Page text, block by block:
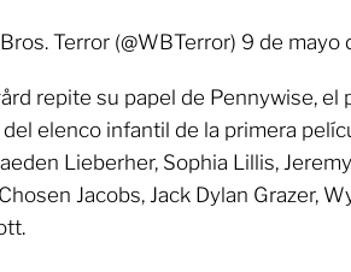
Terror (@WBTerror) 9 de mayo
repite su papel de Pennywise, el
elenco infantil de la primera
Lieberher, Sophia Lillis,
Jacobs, Jack Dylan Grazer,